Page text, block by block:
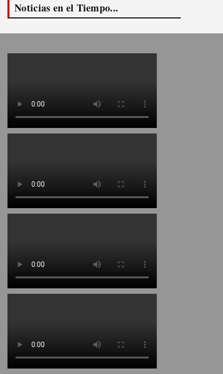
Noticias en el Tiempo...